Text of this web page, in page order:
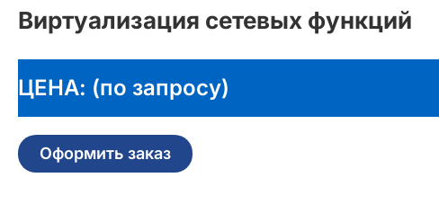
Виртуализация сетевых функций
ЦЕНА: (по запросу)
Оформить заказ